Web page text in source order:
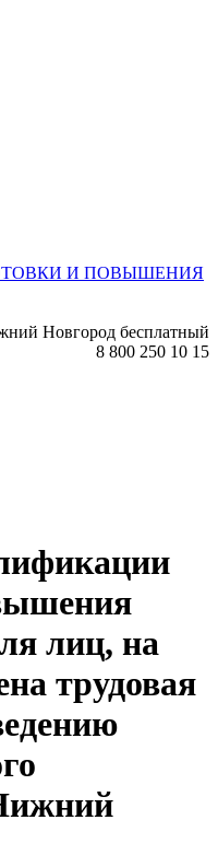
И ПОВЫШЕНИЯ
Новгород бесплатный
8 800 250 10 15
лиц, на
трудовая